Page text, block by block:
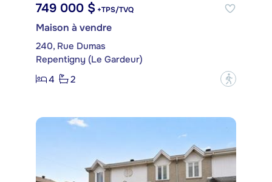
749 000 $ +TPS/TVQ
Maison à vendre
240, Rue Dumas
Repentigny (Le Gardeur)
4
2 ?